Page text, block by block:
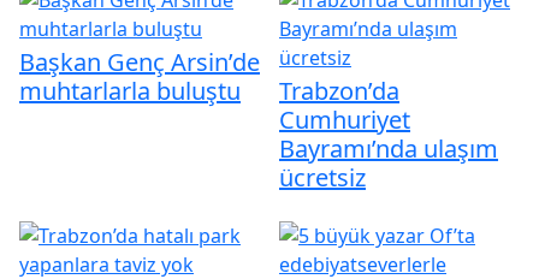
Başkan Genç Arsin’de
muhtarlarla buluştu
Trabzon’da
Cumhuriyet
Bayramı’nda ulaşım
ücretsiz